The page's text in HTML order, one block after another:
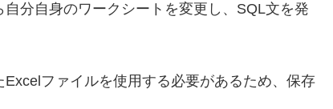
分自身のワークシートを変更し、SQL文を発
ファイルを使用する必要があるため、保存